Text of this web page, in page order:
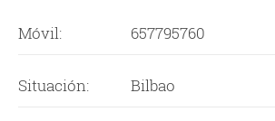
Móvil: 657795760
Situación: Bilbao